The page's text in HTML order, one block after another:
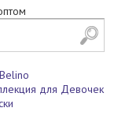
Belino
для Девочек